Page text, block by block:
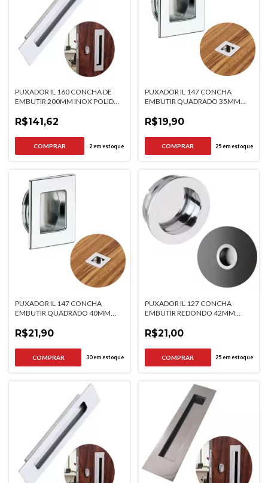
PUXADOR IL 160 CONCHA DE
EMBUTIR 200MM INOX POLIDO
R$141,62
2em estoque
PUXADOR IL 147 CONCHA
EMBUTIR QUADRADO 35MM
R$19,90
25em estoque
PUXADOR IL 147 CONCHA
EMBUTIR QUADRADO 40MM
R$21,90
30em estoque
PUXADOR IL 127 CONCHA
EMBUTIR REDONDO 42MM
R$21,00
25em estoque